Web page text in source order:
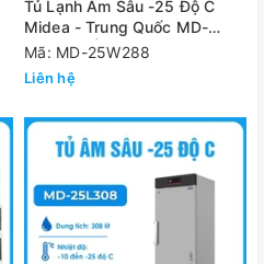
Tủ Lạnh Âm Sâu -25 Độ C
Midea - Trung Quốc MD-
25W288 | 288 Lít
Mã: MD-25W288
Liên hệ